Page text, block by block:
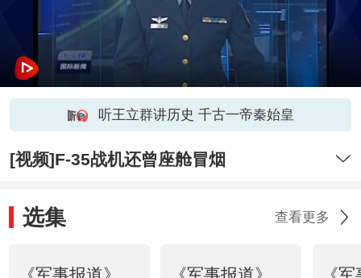
听王立群讲历史 千古一帝秦始皇
[视频]F-35战机还曾座舱冒烟
选集 查看更多
《军事报道》
《军事报道》
《